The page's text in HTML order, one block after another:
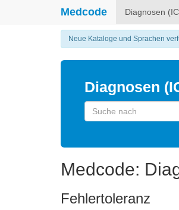
Medcode Diagnosen
Neue Kataloge und Sprachen
Diagnosen
Medcode:
Fehlertoleranz